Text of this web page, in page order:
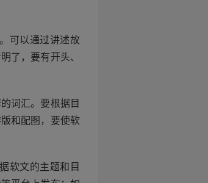
可以通过讲述故
了，要有开头、
词汇。要根据目
和配图，要使软
软文的主题和目